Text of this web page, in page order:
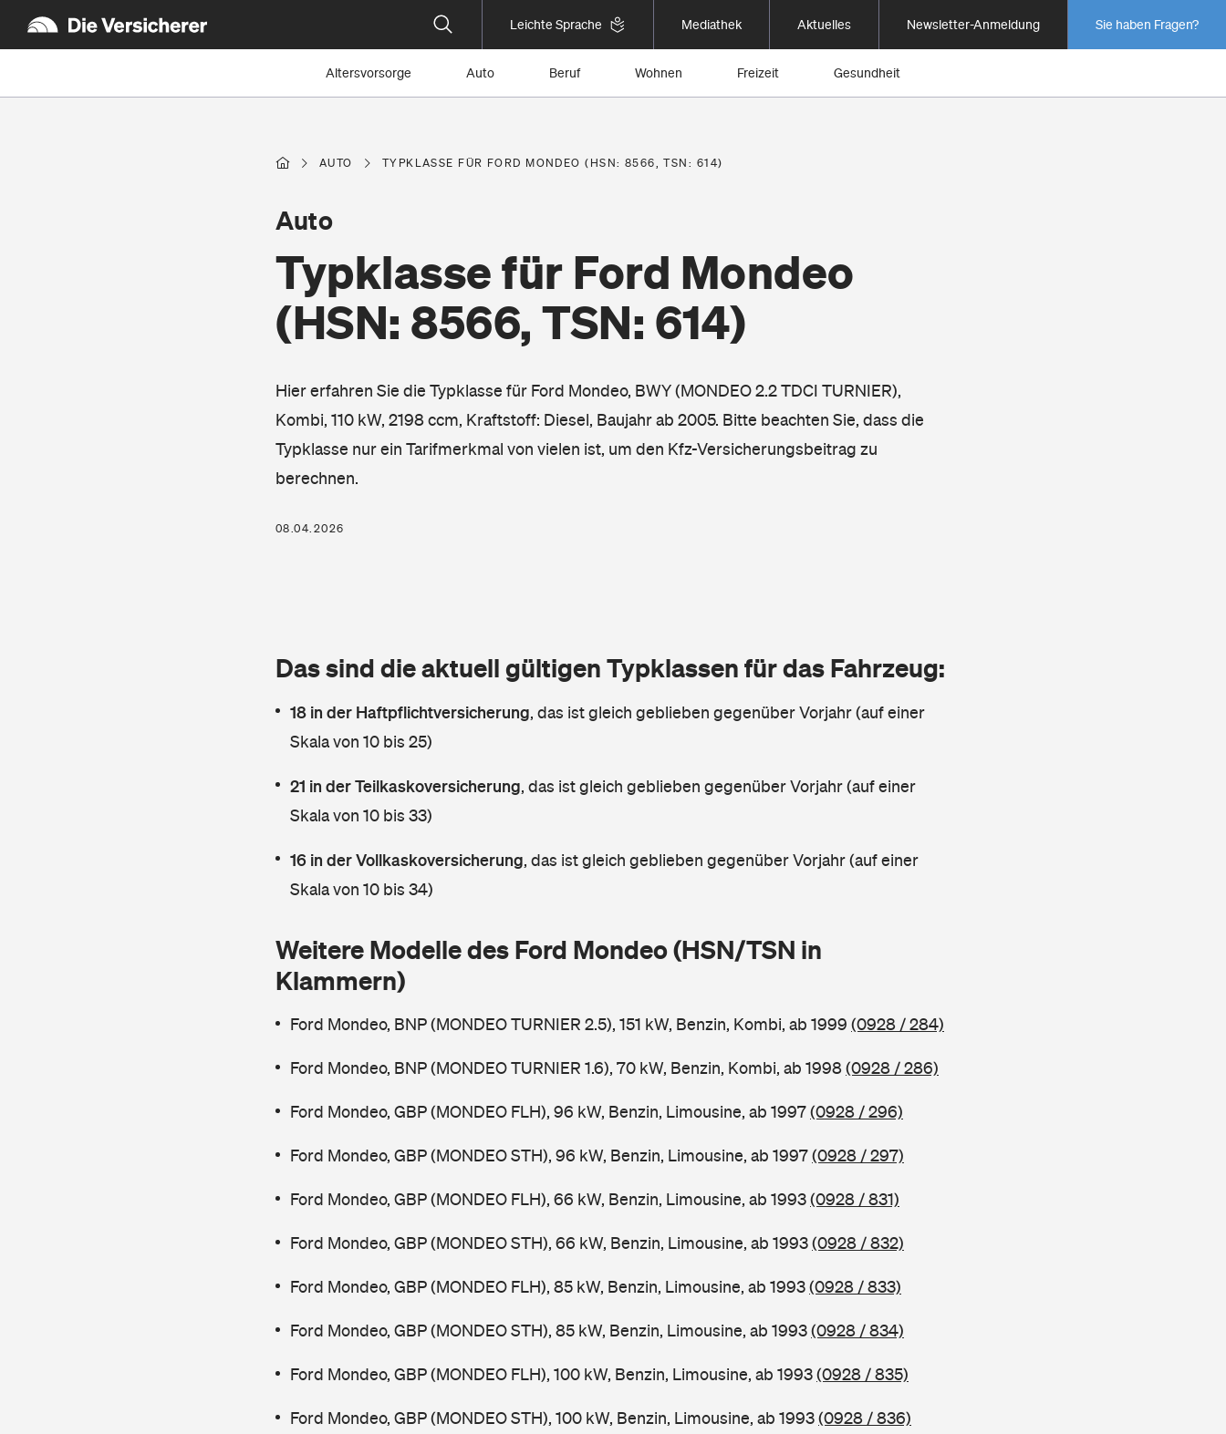
Leichte Sprache Mediathek Aktuelles Newsletter-Anmeldung Sie haben Fragen?
Altersvorsorge Auto Beruf Wohnen Freizeit Gesundheit
AUTO TYPKLASSE FÜR FORD MONDEO (HSN: 8566, TSN: 614)
Typklasse für Ford Mondeo
(HSN: 8566, TSN: 614)
Auto
Hier erfahren Sie die Typklasse für Ford Mondeo, BWY (MONDEO 2.2 TDCI TURNIER),
Kombi, 110 kW, 2198 ccm, Kraftstoff: Diesel, Baujahr ab 2005. Bitte beachten Sie, dass die
Typklasse nur ein Tarifmerkmal von vielen ist, um den Kfz-Versicherungsbeitrag zu
berechnen.
08.04.2026
Das sind die aktuell gültigen Typklassen für das Fahrzeug:
18 in der Haftpflichtversicherung, das ist gleich geblieben gegenüber Vorjahr (auf einer
Skala von 10 bis 25)
21 in der Teilkaskoversicherung, das ist gleich geblieben gegenüber Vorjahr (auf einer
Skala von 10 bis 33)
16 in der Vollkaskoversicherung, das ist gleich geblieben gegenüber Vorjahr (auf einer
Skala von 10 bis 34)
Weitere Modelle des Ford Mondeo (HSN/TSN in
Klammern)
Ford Mondeo, BNP (MONDEO TURNIER 2.5), 151 kW, Benzin, Kombi, ab 1999 (0928 / 284)
Ford Mondeo, BNP (MONDEO TURNIER 1.6), 70 kW, Benzin, Kombi, ab 1998(0928 / 286)
Ford Mondeo, GBP (MONDEO FLH), 96 kW, Benzin, Limousine, ab 1997(0928 / 296)
Ford Mondeo, GBP (MONDEO STH), 96 kW, Benzin, Limousine, ab 1997(0928 / 297)
Ford Mondeo, GBP (MONDEO FLH), 66 kW, Benzin, Limousine, ab 1993(0928 / 831)
Ford Mondeo, GBP (MONDEO STH), 66 kW, Benzin, Limousine, ab 1993(0928 / 832)
Ford Mondeo, GBP (MONDEO FLH), 85 kW, Benzin, Limousine, ab 1993(0928 / 833)
Ford Mondeo, GBP (MONDEO STH), 85 kW, Benzin, Limousine, ab 1993(0928 / 834)
Ford Mondeo, GBP (MONDEO FLH), 100 kW, Benzin, Limousine, ab 1993(0928 / 835)
Ford Mondeo, GBP (MONDEO STH), 100 kW, Benzin, Limousine, ab 1993(0928 / 836)